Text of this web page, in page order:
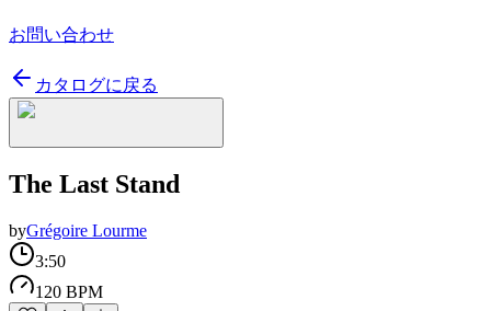
お問い合わせ
カタログに戻る
The Last Stand
byGrégoire Lourme
3:50
120 BPM